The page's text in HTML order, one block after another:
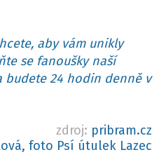
aby vám unikly
se fanoušky naší
budete 24 hodin denně v
zdroj: pribram.cz
foto Psí útulek Lazec